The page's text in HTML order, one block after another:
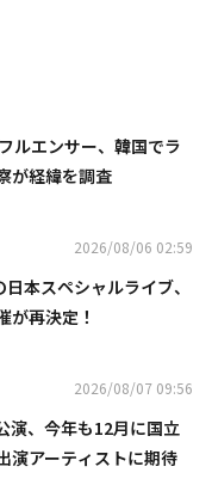
ルエンサー、韓国でラ
が経緯を調査
2026/08/06 02:59
本スペシャルライブ、
再決定！
2026/08/07 09:56
演、今年も12月に国立
演アーティストに期待